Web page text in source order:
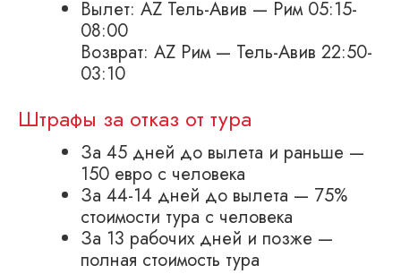
Вылет: AZ Тель-Авив — Рим 05:15-
08:00
Возврат: AZ Рим — Тель-Авив 22:50-
03:10
Штрафы за отказ от тура
За 45 дней до вылета и раньше —
150 евро с человека
За 44-14 дней до вылета — 75%
стоимости тура с человека
За 13 рабочих дней и позже —
полная стоимость тура